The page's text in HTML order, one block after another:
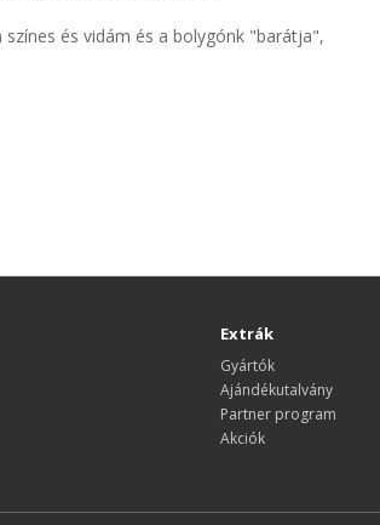
és vidám és a bolygónk "barátja",
Extrák
Gyártók
Ajándékutalvány
Partner program
Akciók